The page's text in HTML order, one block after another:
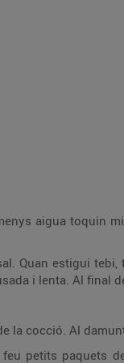
aigua toquin
Quan estigui
i lenta. Al final
la cocció. Al
petits paquets